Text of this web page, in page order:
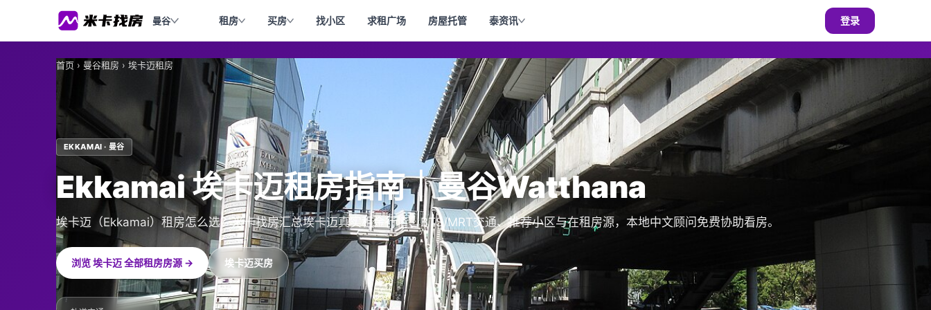
曼谷 租房 买房 找小区 求租广场 房屋托管 泰资讯 登录
首页› 曼谷租房 › 埃卡迈租房
EKKAMAI · 曼谷
Ekkamai 埃卡迈租房指南｜曼谷Watthana
埃卡迈（Ekkamai）租房怎么选？米卡找房汇总埃卡迈真实租金行情、BTS/MRT交通、推荐小区与在租房源，本地中文顾问免费协助看房。
浏览 埃卡迈 全部租房房源 → 埃卡迈买房